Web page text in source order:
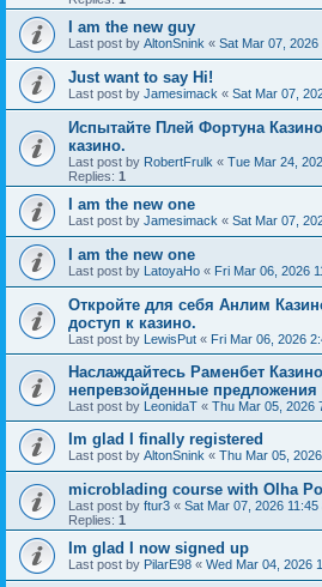
I am the new guy
Last post by AltonSnink « Sat Mar 07, 2026
Just want to say Hi!
Last post by Jamesimack « Sat Mar 07,
Испытайте Плей Фортуна
казино.
Last post by RobertFrulk « Tue Mar 24,
Replies: 1
I am the new one
Last post by Jamesimack « Sat Mar 07,
I am the new one
Last post by LatoyaHo « Fri Mar 06, 2026
Откройте для себя Анлим
доступ к казино.
Last post by LewisPut « Fri Mar 06, 2026
Наслаждайтесь Раменбет
непревзойденные предложения
Last post by LeonidaT « Thu Mar 05, 2026
Im glad I finally registered
Last post by AltonSnink « Thu Mar 05,
microblading course with Olha Po
Last post by ftur3 « Sat Mar 07, 2026 11:45
Replies: 1
Im glad I now signed up
Last post by PilarE98 « Wed Mar 04, 2026